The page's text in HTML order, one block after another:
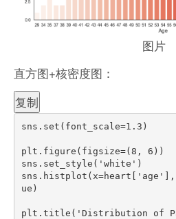
图片
直方图+核密度图：
复制
sns . set ( font_scale=1.3 )
plt . figure ( figsize=( 8 , 6 ) )
sns . set_style ( 'white' )
sns . histplot ( x=heart 'age' ,
ue )
plt . title ( 'Distribution of